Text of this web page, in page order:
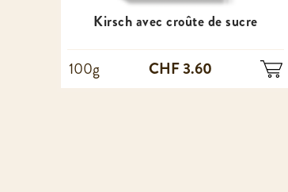
Kirsch avec croûte de sucre
100g CHF 3.60